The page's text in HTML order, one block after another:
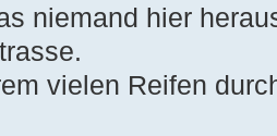
niemand hier
vielen Reifen